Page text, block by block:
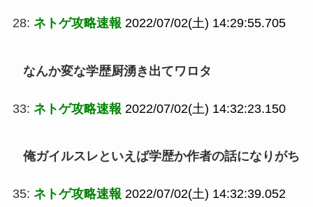
28: ネトゲ攻略速報 2022/07/02(土) 14:29:55.705
なんか変な学歴厨湧き出てワロタ
33: ネトゲ攻略速報 2022/07/02(土) 14:32:23.150
俺ガイルスレといえば学歴か作者の話になりがち
35: ネトゲ攻略速報 2022/07/02(土) 14:32:39.052